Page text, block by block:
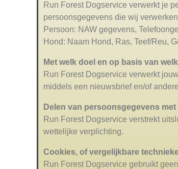
Run Forest Dogservice verwerkt je
persoonsgegevens die wij
Persoon: NAW gegevens,
Hond: Naam Hond, Ras, Teef/Reu,
Met welk doel en op basis van
Run Forest Dogservice verwerkt
middels een nieuwsbrief en/of
Delen van persoonsgegevens met
Run Forest Dogservice verstrekt
wettelijke verplichting.
Cookies, of vergelijkbare
Run Forest Dogservice gebruikt